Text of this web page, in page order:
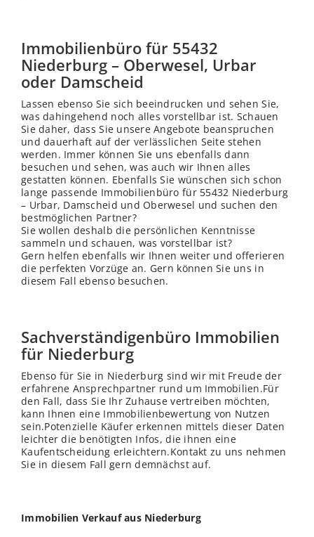
Immobilienbüro für 55432
Niederburg – Oberwesel, Urbar
oder Damscheid
Lassen ebenso Sie sich beeindrucken und sehen Sie,
was dahingehend noch alles vorstellbar ist. Schauen
Sie daher, dass Sie unsere Angebote beanspruchen
und dauerhaft auf der verlässlichen Seite stehen
werden. Immer können Sie uns ebenfalls dann
besuchen und sehen, was auch wir Ihnen alles
gestatten können. Ebenfalls Sie wünschen sich schon
lange passende Immobilienbüro für 55432 Niederburg
– Urbar, Damscheid und Oberwesel und suchen den
bestmöglichen Partner?
Sie wollen deshalb die persönlichen Kenntnisse
sammeln und schauen, was vorstellbar ist?
Gern helfen ebenfalls wir Ihnen weiter und offerieren
die perfekten Vorzüge an. Gern können Sie uns in
diesem Fall ebenso besuchen.
Sachverständigenbüro Immobilien
für Niederburg
Ebenso für Sie in Niederburg sind wir mit Freude der
erfahrene Ansprechpartner rund um Immobilien.Für
den Fall, dass Sie Ihr Zuhause vertreiben möchten,
kann Ihnen eine Immobilienbewertung von Nutzen
sein.Potenzielle Käufer erkennen mittels dieser Daten
leichter die benötigten Infos, die ihnen eine
Kaufentscheidung erleichtern.Kontakt zu uns nehmen
Sie in diesem Fall gern demnächst auf.
Immobilien Verkauf aus Niederburg